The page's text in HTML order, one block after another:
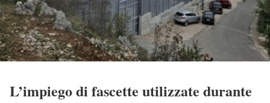
L’impiego di fascette utilizzate durante